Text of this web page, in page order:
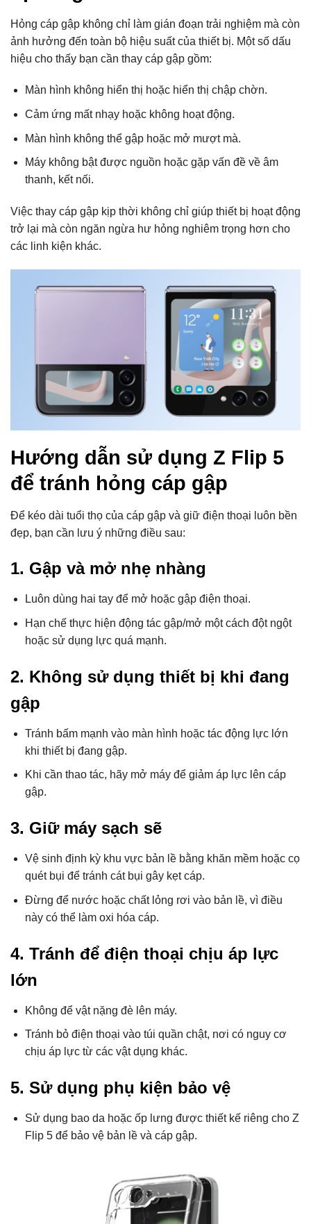
Hỏng cáp gập không chỉ làm gián đoạn trải nghiệm mà còn
ảnh hưởng đến toàn bộ hiệu suất của thiết bị. Một số dấu
hiệu cho thấy bạn cần thay cáp gập gồm:
Màn hình không hiển thị hoặc hiển thị chập chờn.
Cảm ứng mất nhạy hoặc không hoạt động.
Màn hình không thể gập hoặc mở mượt mà.
Máy không bật được nguồn hoặc gặp vấn đề về âm
thanh, kết nối.
Việc thay cáp gập kịp thời không chỉ giúp thiết bị hoạt động
trở lại mà còn ngăn ngừa hư hỏng nghiêm trọng hơn cho
các linh kiện khác.
Hướng dẫn sử dụng Z Flip 5
để tránh hỏng cáp gập
Để kéo dài tuổi thọ của cáp gập và giữ điện thoại luôn bền
đẹp, bạn cần lưu ý những điều sau:
1. Gập và mở nhẹ nhàng
Luôn dùng hai tay để mở hoặc gập điện thoại.
Hạn chế thực hiện động tác gập/mở một cách đột ngột
hoặc sử dụng lực quá mạnh.
2. Không sử dụng thiết bị khi đang
gập
Tránh bấm mạnh vào màn hình hoặc tác động lực lớn
khi thiết bị đang gập.
Khi cần thao tác, hãy mở máy để giảm áp lực lên cáp
gập.
3. Giữ máy sạch sẽ
Vệ sinh định kỳ khu vực bản lề bằng khăn mềm hoặc cọ
quét bụi để tránh cát bụi gây kẹt cáp.
Đừng để nước hoặc chất lỏng rơi vào bản lề, vì điều
này có thể làm oxi hóa cáp.
4. Tránh để điện thoại chịu áp lực
lớn
Không để vật nặng đè lên máy.
Tránh bỏ điện thoại vào túi quần chật, nơi có nguy cơ
chịu áp lực từ các vật dụng khác.
5. Sử dụng phụ kiện bảo vệ
Sử dụng bao da hoặc ốp lưng được thiết kế riêng cho Z
Flip 5 để bảo vệ bản lề và cáp gập.